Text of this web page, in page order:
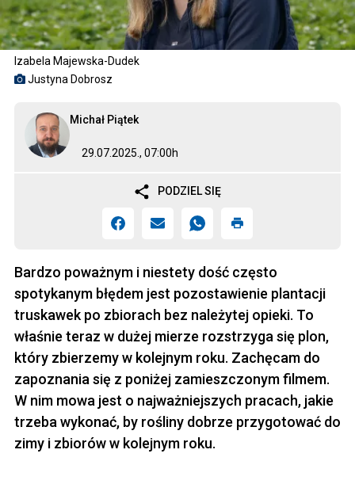
Izabela Majewska-Dudek
Justyna Dobrosz
29.07.2025., 07:00h
Michał Piątek
PODZIEL SIĘ
Bardzo poważnym i niestety dość często
spotykanym błędem jest pozostawienie plantacji
truskawek po zbiorach bez należytej opieki. To
właśnie teraz w dużej mierze rozstrzyga się plon,
który zbierzemy w kolejnym roku. Zachęcam do
zapoznania się z poniżej zamieszczonym filmem.
W nim mowa jest o najważniejszych pracach, jakie
trzeba wykonać, by rośliny dobrze przygotować do
zimy i zbiorów w kolejnym roku.